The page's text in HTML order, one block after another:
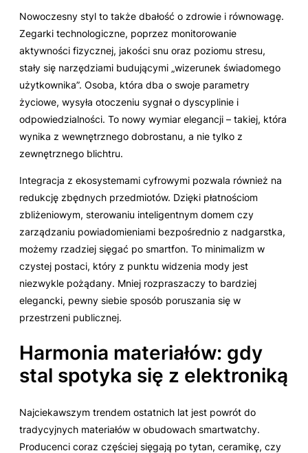
Nowoczesny styl to także dbałość o zdrowie i równowagę.
Zegarki technologiczne, poprzez monitorowanie
aktywności fizycznej, jakości snu oraz poziomu stresu,
stały się narzędziami budującymi „wizerunek świadomego
użytkownika”. Osoba, która dba o swoje parametry
życiowe, wysyła otoczeniu sygnał o dyscyplinie i
odpowiedzialności. To nowy wymiar elegancji – takiej, która
wynika z wewnętrznego dobrostanu, a nie tylko z
zewnętrznego blichtru.
Integracja z ekosystemami cyfrowymi pozwala również na
redukcję zbędnych przedmiotów. Dzięki płatnościom
zbliżeniowym, sterowaniu inteligentnym domem czy
zarządzaniu powiadomieniami bezpośrednio z nadgarstka,
możemy rzadziej sięgać po smartfon. To minimalizm w
czystej postaci, który z punktu widzenia mody jest
niezwykle pożądany. Mniej rozpraszaczy to bardziej
elegancki, pewny siebie sposób poruszania się w
przestrzeni publicznej.
Harmonia materiałów: gdy
stal spotyka się z elektroniką
Najciekawszym trendem ostatnich lat jest powrót do
tradycyjnych materiałów w obudowach smartwatchy.
Producenci coraz częściej sięgają po tytan, ceramikę, czy